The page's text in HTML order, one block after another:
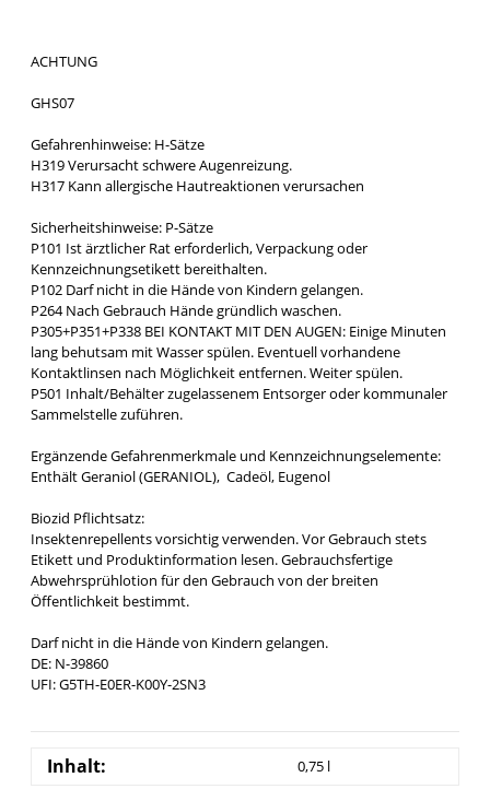
ACHTUNG
GHS07
Gefahrenhinweise: H-Sätze
H319 Verursacht schwere Augenreizung.
H317 Kann allergische Hautreaktionen verursachen
Sicherheitshinweise: P-Sätze
P101 Ist ärztlicher Rat erforderlich, Verpackung oder
Kennzeichnungsetikett bereithalten.
P102 Darf nicht in die Hände von Kindern gelangen.
P264 Nach Gebrauch Hände gründlich waschen.
P305+P351+P338 BEI KONTAKT MIT DEN AUGEN: Einige Minuten
lang behutsam mit Wasser spülen. Eventuell vorhandene
Kontaktlinsen nach Möglichkeit entfernen. Weiter spülen.
P501 Inhalt/Behälter zugelassenem Entsorger oder kommunaler
Sammelstelle zuführen.
Ergänzende Gefahrenmerkmale und Kennzeichnungselemente:
Enthält Geraniol (GERANIOL), Cadeöl, Eugenol
Biozid Pflichtsatz:
Insektenrepellents vorsichtig verwenden. Vor Gebrauch stets
Etikett und Produktinformation lesen. Gebrauchsfertige
Abwehrsprühlotion für den Gebrauch von der breiten
Öffentlichkeit bestimmt.
Darf nicht in die Hände von Kindern gelangen.
DE: N-39860
UFI: G5TH-E0ER-K00Y-2SN3
Inhalt: 0,75 l